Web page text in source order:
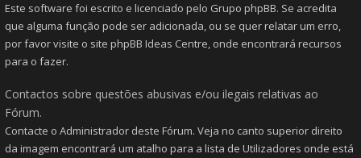
Este software foi escrito e licenciado pelo Grupo phpBB. Se acredita
que alguma função pode ser adicionada, ou se quer relatar um erro,
por favor visite o site phpBB Ideas Centre, onde encontrará recursos
para o fazer.
Contactos sobre questões abusivas e/ou ilegais relativas ao
Fórum.
Contacte o Administrador deste Fórum. Veja no canto superior direito
da imagem encontrará um atalho para a lista de Utilizadores onde está